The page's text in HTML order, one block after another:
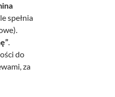
spełnia
.
do
za